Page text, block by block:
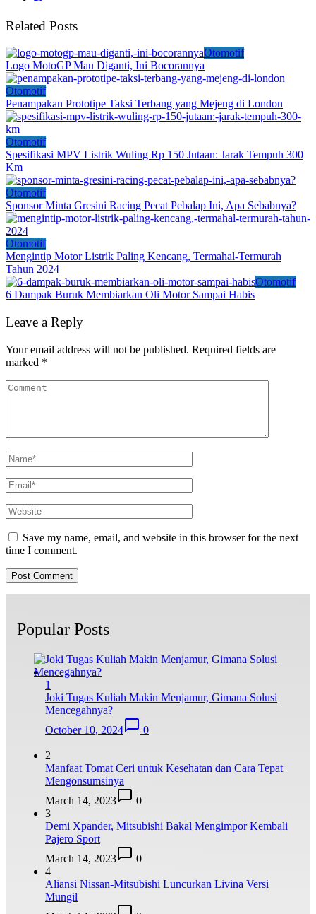
Related Posts
Otomotif
Logo MotoGP Mau Diganti, Ini Bocorannya
Otomotif
Penampakan Prototipe Taksi Terbang yang Mejeng di London
Otomotif
Spesifikasi MPV Listrik Wuling Rp 150 Jutaan: Jarak Tempuh 300
Km
Otomotif
Sponsor Minta Gresini Racing Pecat Pebalap Ini, Apa Sebabnya?
Otomotif
Mengintip Motor Listrik Paling Kencang, Termahal-Termurah
Tahun 2024
Otomotif
6 Dampak Buruk Membiarkan Oli Motor Sampai Habis
Leave a Reply
Your email address will not be published. Required fields are
marked *
Save my name, email, and website in this browser for the next
time I comment.
Popular Posts
1
Joki Tugas Kuliah Makin Menjamur, Gimana Solusi
Mencegahnya?
October 10, 2024
0
2
Manfaat Tomat Ceri untuk Kesehatan dan Cara Tepat
Mengonsumsinya
March 14, 2023
0
3
Demi Xpander, Mitsubishi Bakal Mengimpor Kembali
Pajero Sport
March 14, 2023
0
4
Aliansi Nissan-Mitsubishi Luncurkan Livina Versi
Mungil